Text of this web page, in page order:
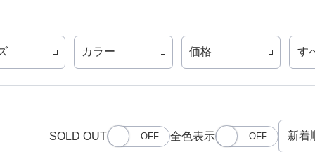
カラー 価格 す
SOLD OUT 全色表示